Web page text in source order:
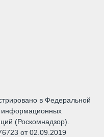
в Федеральной
информационных
(Роскомнадзор).
от 02.09.2019